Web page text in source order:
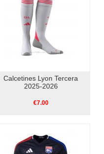
Calcetines Lyon Tercera
2025-2026
€7.00